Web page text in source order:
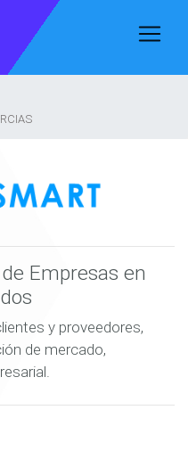
Empresas en
y proveedores,
de mercado,